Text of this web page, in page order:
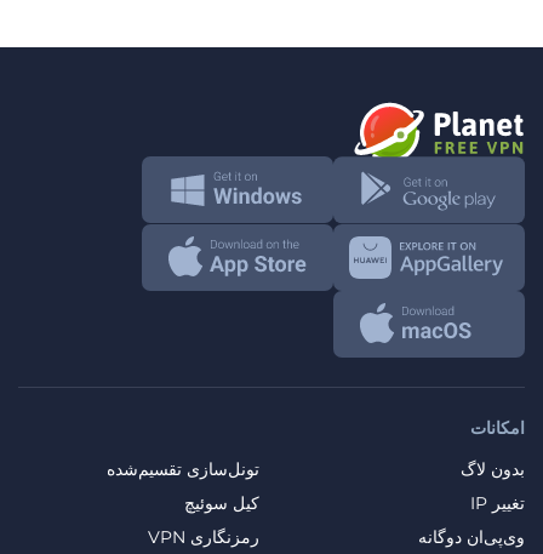
امکانات
بدون لاگ
تونل‌سازی تقسیم‌شده
تغییر IP
کیل سوئیچ
وی‌پی‌ان دوگانه
رمزنگاری VPN